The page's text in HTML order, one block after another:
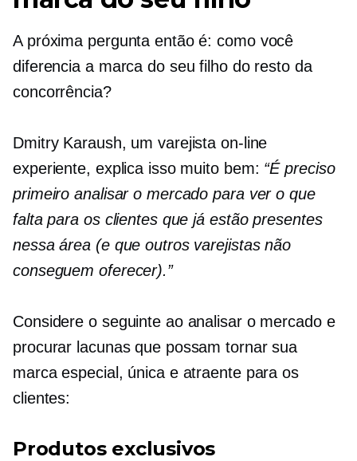
A próxima pergunta então é: como você
diferencia a marca do seu filho do resto da
concorrência?
Dmitry Karaush, um varejista on-line
experiente, explica isso muito bem: “É preciso
primeiro analisar o mercado para ver o que
falta para os clientes que já estão presentes
nessa área (e que outros varejistas não
conseguem oferecer).”
Considere o seguinte ao analisar o mercado e
procurar lacunas que possam tornar sua
marca especial, única e atraente para os
clientes:
Produtos exclusivos